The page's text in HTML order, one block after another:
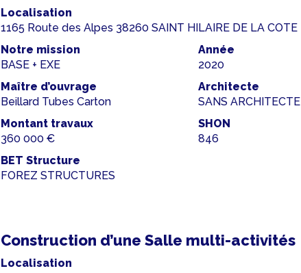
Localisation
1165 Route des Alpes 38260 SAINT HILAIRE DE LA COTE
Notre mission
BASE + EXE
Année
2020
Maître d’ouvrage
Beillard Tubes Carton
Architecte
SANS ARCHITECTE
Montant travaux
360 000 €
SHON
846
BET Structure
FOREZ STRUCTURES
Construction d’une Salle multi-activités
Localisation